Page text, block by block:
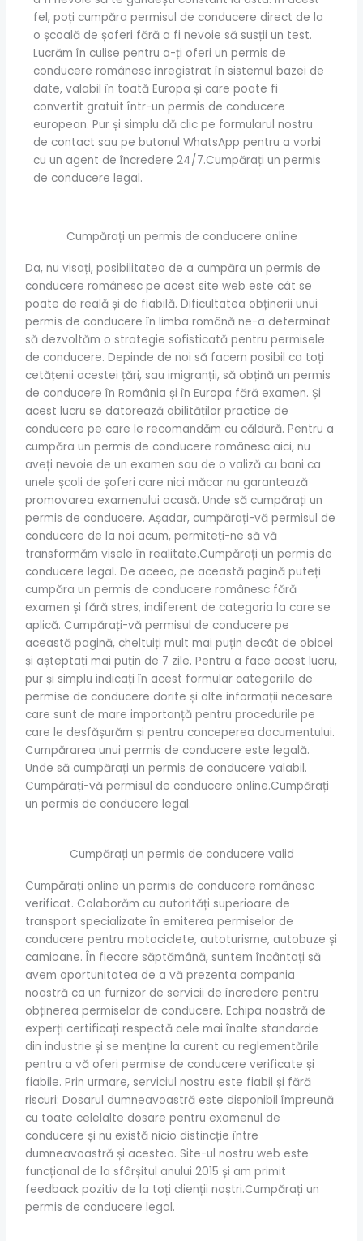
fel, poți cumpăra permisul de conducere direct de la
o școală de șoferi fără a fi nevoie să susții un test.
Lucrăm în culise pentru a-ți oferi un permis de
conducere românesc înregistrat în sistemul bazei de
date, valabil în toată Europa și care poate fi
convertit gratuit într-un permis de conducere
european. Pur și simplu dă clic pe formularul nostru
de contact sau pe butonul WhatsApp pentru a vorbi
cu un agent de încredere 24/7.Cumpărați un permis
de conducere legal.
Cumpărați un permis de conducere online
Da, nu visați, posibilitatea de a cumpăra un permis de
conducere românesc pe acest site web este cât se
poate de reală și de fiabilă. Dificultatea obținerii unui
permis de conducere în limba română ne-a determinat
să dezvoltăm o strategie sofisticată pentru permisele
de conducere. Depinde de noi să facem posibil ca toți
cetățenii acestei țări, sau imigranții, să obțină un permis
de conducere în România și în Europa fără examen. Și
acest lucru se datorează abilităților practice de
conducere pe care le recomandăm cu căldură. Pentru a
cumpăra un permis de conducere românesc aici, nu
aveți nevoie de un examen sau de o valiză cu bani ca
unele școli de șoferi care nici măcar nu garantează
promovarea examenului acasă. Unde să cumpărați un
permis de conducere. Așadar, cumpărați-vă permisul de
conducere de la noi acum, permiteți-ne să vă
transformăm visele în realitate.Cumpărați un permis de
conducere legal. De aceea, pe această pagină puteți
cumpăra un permis de conducere românesc fără
examen și fără stres, indiferent de categoria la care se
aplică. Cumpărați-vă permisul de conducere pe
această pagină, cheltuiți mult mai puțin decât de obicei
și așteptați mai puțin de 7 zile. Pentru a face acest lucru,
pur și simplu indicați în acest formular categoriile de
permise de conducere dorite și alte informații necesare
care sunt de mare importanță pentru procedurile pe
care le desfășurăm și pentru conceperea documentului.
Cumpărarea unui permis de conducere este legală.
Unde să cumpărați un permis de conducere valabil.
Cumpărați-vă permisul de conducere online.Cumpărați
un permis de conducere legal.
Cumpărați un permis de conducere valid
Cumpărați online un permis de conducere românesc
verificat. Colaborăm cu autorități superioare de
transport specializate în emiterea permiselor de
conducere pentru motociclete, autoturisme, autobuze și
camioane. În fiecare săptămână, suntem încântați să
avem oportunitatea de a vă prezenta compania
noastră ca un furnizor de servicii de încredere pentru
obținerea permiselor de conducere. Echipa noastră de
experți certificați respectă cele mai înalte standarde
din industrie și se menține la curent cu reglementările
pentru a vă oferi permise de conducere verificate și
fiabile. Prin urmare, serviciul nostru este fiabil și fără
riscuri: Dosarul dumneavoastră este disponibil împreună
cu toate celelalte dosare pentru examenul de
conducere și nu există nicio distincție între
dumneavoastră și acestea. Site-ul nostru web este
funcțional de la sfârșitul anului 2015 și am primit
feedback pozitiv de la toți clienții noștri.Cumpărați un
permis de conducere legal.